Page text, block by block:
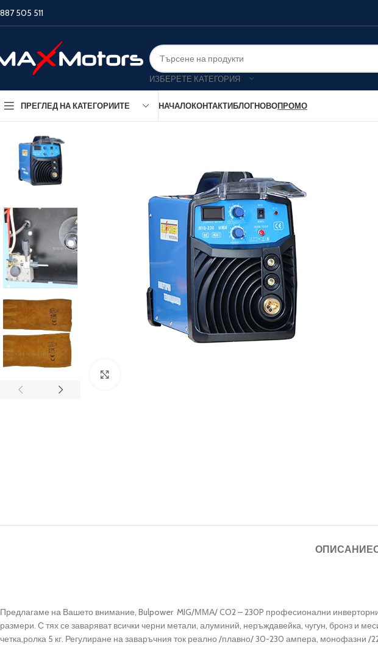
505 511
ИЗБЕРЕТЕ КАТЕГОРИЯ
ПРЕГЛЕД НА КАТЕГОРИИТЕ НАЧАЛОКОНТАКТИБЛОГНОВОПРОМО
ОПИСАНИЕ
Предлагаме на Вашето внимание, Bulpower MIG/ММА/ CO2 – 230P професионални
размери. С тях се заваряват всички черни метали, алуминий, неръждавейка, чугун, бронз и
четка,ролка 5 кг. Регулиране на заваръчния ток реално /плавно/ 30-230 ампера, монофазни